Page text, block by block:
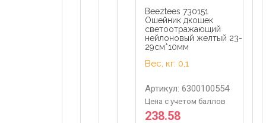
Beeztees 730151
Ошейник дкошек
светоотражающий
нейлоновый желтый 23-
29см*10мм
Вес, кг: 0,1
Артикул: 6300100554
Цена с учетом баллов
238.58